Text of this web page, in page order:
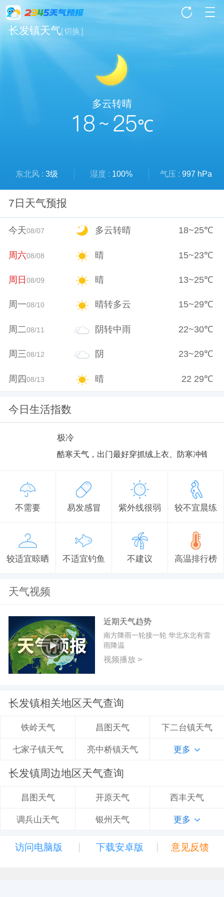
长发镇天气[切换]
多云转晴
18 ~ 25℃
东北风 :3级 湿度 : 100% 气压 : 997 hPa
7日天气预报
今天08/07 多云转晴 18~25℃
周六08/08 晴 15~23℃
周日08/09 晴 13~25℃
周一08/10 晴转多云 15~29℃
周二08/11 阴转中雨 22~30℃
周三08/12 阴 23~29℃
周四08/13 晴 22 29℃
今日生活指数
极冷
酷寒天气，出门最好穿抓绒上衣、防寒冲锋衣
不需要 易发感冒 紫外线很弱 较不宜晨练
较适宜晾晒 不适宜钓鱼 不建议 高温排行榜
天气视频
近期天气趋势
南方降雨一轮接一轮 华北东北有雷
雨降温
视频播放 >
长发镇相关地区天气查询
铁岭天气 昌图天气 下二台镇天气
七家子镇天气 亮中桥镇天气 更多
长发镇周边地区天气查询
昌图天气 开原天气 西丰天气
调兵山天气 银州天气 更多
访问电脑版 | 下载安卓版 | 意见反馈